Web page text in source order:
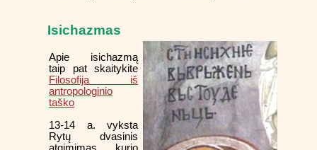
Isichazmas
Apie isichazmą
taip pat skaitykite
Filosofija iš
antropologinio
taško
13-14 a. vyksta
Rytų dvasinis